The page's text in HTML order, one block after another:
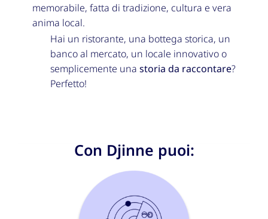
memorabile, fatta di tradizione, cultura e vera
anima local.
Hai un ristorante, una bottega storica, un
banco al mercato, un locale innovativo o
semplicemente una storia da raccontare?
Perfetto!
Con Djinne puoi:​